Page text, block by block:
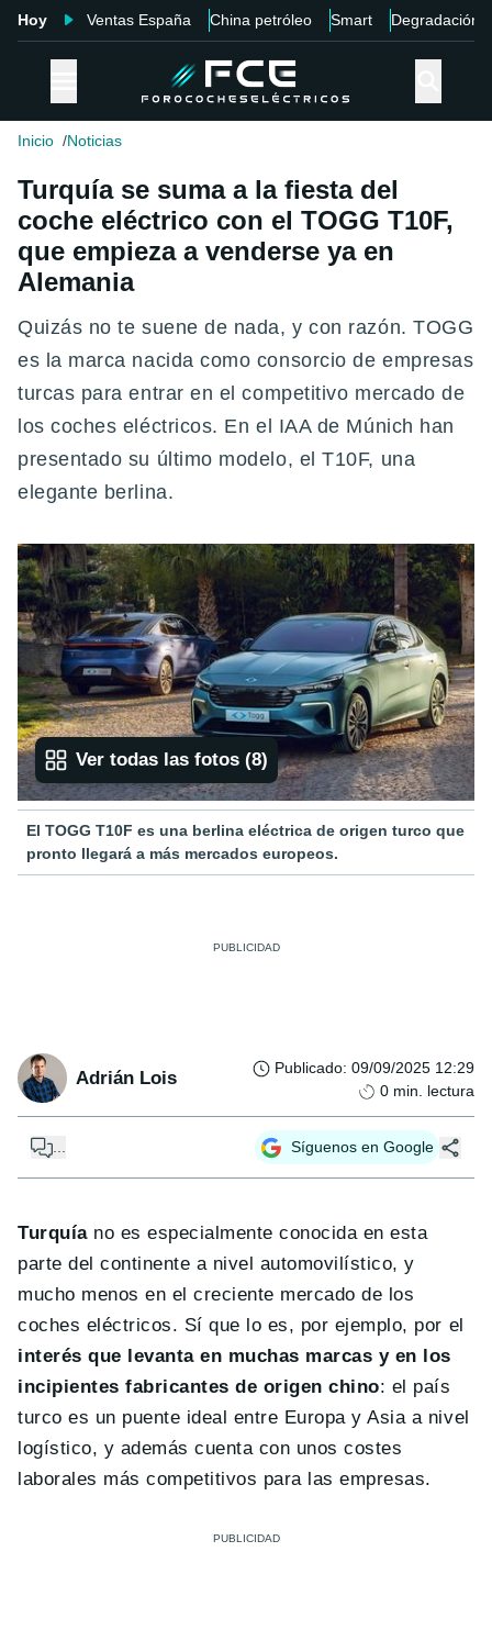
Hoy Ventas España China petróleo Smart Degradación
Inicio Noticias
Turquía se suma a la fiesta del
coche eléctrico con el TOGG T10F,
que empieza a venderse ya en
Alemania
Quizás no te suene de nada, y con razón. TOGG
es la marca nacida como consorcio de empresas
turcas para entrar en el competitivo mercado de
los coches eléctricos. En el IAA de Múnich han
presentado su último modelo, el T10F, una
elegante berlina.
Ver todas las fotos (8)
El TOGG T10F es una berlina eléctrica de origen turco que
pronto llegará a más mercados europeos.
Adrián Lois Publicado: 09/09/2025 12:29
0 min. lectura
... Síguenos en Google
Turquía no es especialmente conocida en esta
parte del continente a nivel automovilístico, y
mucho menos en el creciente mercado de los
coches eléctricos. Sí que lo es, por ejemplo, por el
interés que levanta en muchas marcas y en los
incipientes fabricantes de origen chino: el país
turco es un puente ideal entre Europa y Asia a nivel
logístico, y además cuenta con unos costes
laborales más competitivos para las empresas.